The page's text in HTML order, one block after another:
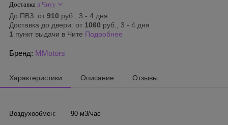
Доставка в Читу
До ПВЗ: от 910 руб., 3 - 4 дня
Доставка до двери: от 1060 руб., 3 - 4 дня
1 пункт выдачи в Чите Подробнее
Бренд: MMotors
Характеристики Описание Отзывы
Воздухообмен: 90 м3/час